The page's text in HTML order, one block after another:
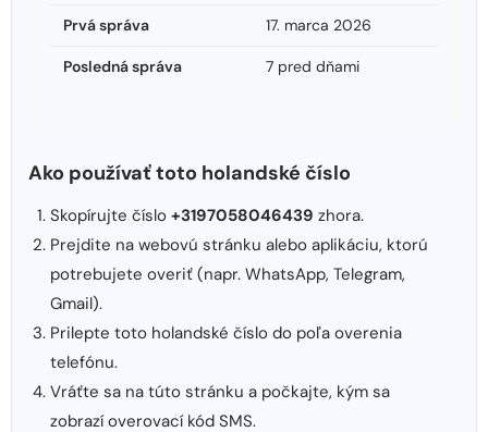
Prvá správa 17. marca 2026
Posledná správa 7 pred dňami
Ako používať toto holandské číslo
Skopírujte číslo +3197058046439 zhora.
Prejdite na webovú stránku alebo aplikáciu, ktorú
potrebujete overiť (napr. WhatsApp, Telegram,
Gmail).
Prilepte toto holandské číslo do poľa overenia
telefónu.
Vráťte sa na túto stránku a počkajte, kým sa
zobrazí overovací kód SMS.